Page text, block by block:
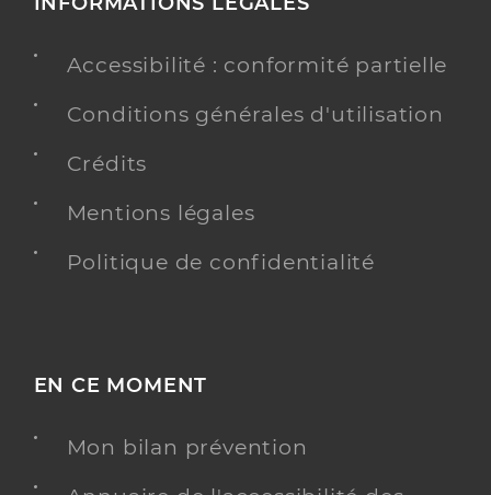
Accessibilité : conformité partielle
Conditions générales d'utilisation
Crédits
Mentions légales
Politique de confidentialité
EN CE MOMENT
Mon bilan prévention